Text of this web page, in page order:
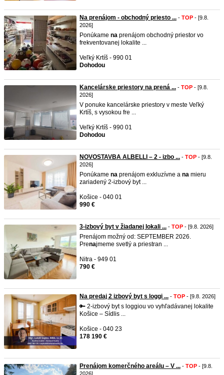
Na prenájom - obchodný priesto ... - TOP - [9.8.
2026]
Ponúkame na prenájom obchodný priestor vo
frekventovanej lokalite ...
Veľký Krtíš - 990 01
Dohodou
Kancelárske priestory na prená ... - TOP - [9.8.
2026]
V ponuke kancelárske priestory v meste Veľký
Krtíš, s vysokou fre ...
Veľký Krtíš - 990 01
Dohodou
NOVOSTAVBA ALBELLI – 2 - izbo ... - TOP - [9.8.
2026]
Ponúkame na prenájom exkluzívne a na mieru
zariadený 2-izbový byt ...
Košice - 040 01
990 €
3-izbový byt v žiadanej lokali ... - TOP - [9.8. 2026]
Prenájom možný od: SEPTEMBER 2026.
Prenajmeme svetlý a priestran ...
Nitra - 949 01
790 €
Na predaj 2 izbový byt s loggi ... - TOP - [9.8. 2026]
🔑 2-izbový byt s loggiou vo vyhľadávanej lokalite
Košice – Sídlis ...
Košice - 040 23
178 190 €
Prenájom komerčného areálu – V ... - TOP - [9.8.
2026]